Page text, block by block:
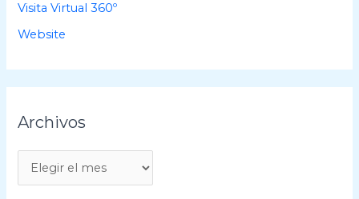
Visita Virtual 360º
Website
Archivos
r